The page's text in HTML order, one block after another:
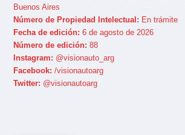
Buenos Aires
Número de Propiedad Intelectual: En trámite
Fecha de edición: 6 de agosto de 2026
Número de edición: 88
Instagram: @visionauto_arg
Facebook: /visionautoarg
Twitter: @visionautoarg